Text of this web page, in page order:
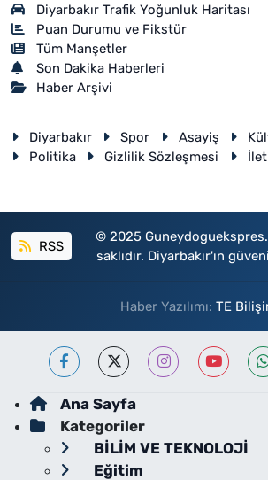
Diyarbakır Trafik Yoğunluk Haritası
Puan Durumu ve Fikstür
Tüm Manşetler
Son Dakika Haberleri
Haber Arşivi
Diyarbakır Spor Asayiş
Politika
Gizlilik Sözleşmesi
RSS
© 2025
saklıdır. Diyarbakır'ın
Haber Yazılımı: TE
Ana Sayfa
Kategoriler
BİLİM VE TEKNOLOJİ
Eğitim